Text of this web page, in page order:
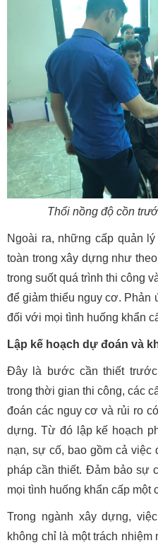
Thổi nồng độ cồn
Ngoài ra, những cấp quản
toàn trong xây dựng như
trong suốt quá trình thi công
để giảm thiểu nguy cơ. Phản
đối với mọi tình huống khẩn
Lập kế hoạch dự đoán và
Đây là bước cần thiết
trong thời gian thi công, các
đoán các nguy cơ và rủi ro
dựng. Từ đó lập kế hoạch
nạn, sự cố, bao gồm cả việc
pháp cần thiết. Đảm bảo sự
mọi tình huống khẩn cấp một
Trong ngành xây dựng,
không chỉ là một trách nhiệm